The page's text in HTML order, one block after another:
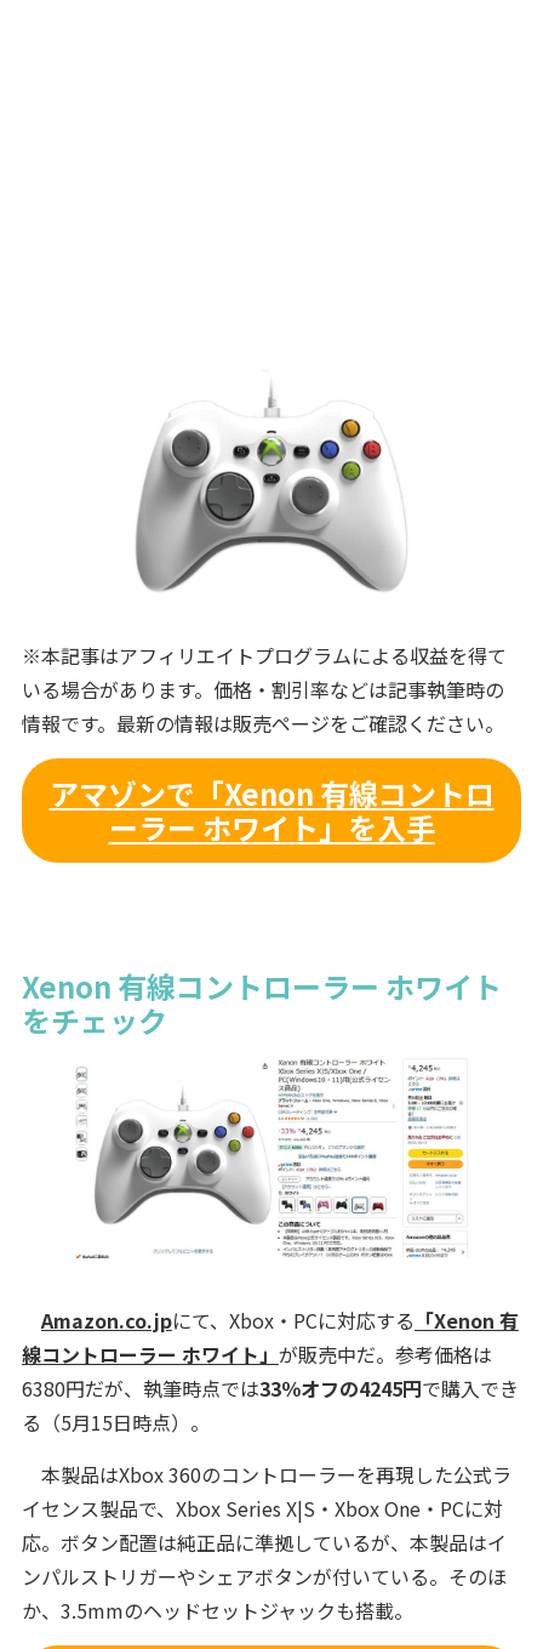
※本記事はアフィリエイトプログラムによる収益を得て
いる場合があります。価格・割引率などは記事執筆時の
情報です。最新の情報は販売ページをご確認ください。
アマゾンで「Xenon 有線コントロ
ーラー ホワイト」を入手
Xenon 有線コントローラー ホワイト
をチェック
Amazon.co.jpにて、Xbox・PCに対応する 「Xenon 有
線コントローラー ホワイト」 が販売中だ。参考価格は
6380円だが、執筆時点では33％オフの4245円で購入でき
る（5月15日時点）。
本製品はXbox 360のコントローラーを再現した公式ラ
イセンス製品で、Xbox Series X|S・Xbox One・PCに対
応。ボタン配置は純正品に準拠しているが、本製品はイ
ンパルストリガーやシェアボタンが付いている。そのほ
か、3.5mmのヘッドセットジャックも搭載。